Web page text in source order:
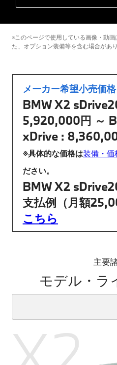
※このページで使用している画像・動
た、オプション装備等を含む場合があり
メーカー希望小売価格
BMW X2
5,920,000円 ～
xDrive :
※具体的な価格は装備・価
ださい。
BMW X2
支払例（月額
こちら
主要
モデル・ラ